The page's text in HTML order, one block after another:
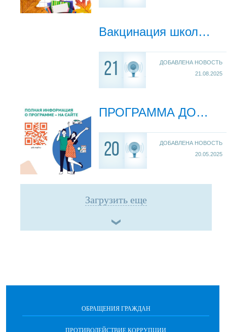
Вакцинация школьников против гриппа
21
ДОБАВЛЕНА НОВОСТЬ
21.08.2025
ПРОГРАММА ДОЛГОСРОЧНЫХ СБЕРЕЖЕНИЙ
20
ДОБАВЛЕНА НОВОСТЬ
20.05.2025
Загрузить еще
ОБРАЩЕНИЯ ГРАЖДАН
ПРОТИВОДЕЙСТВИЕ КОРРУПЦИИ